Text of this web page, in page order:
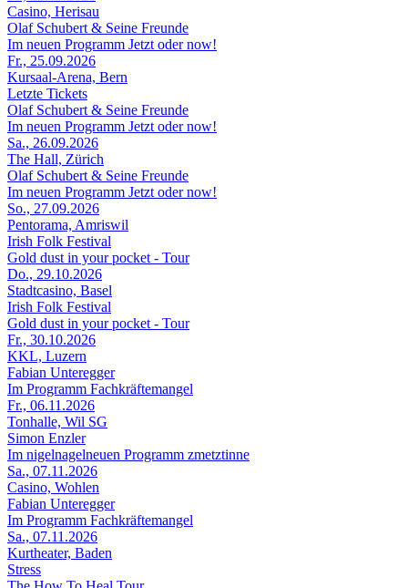
Casino, Herisau
Olaf Schubert & Seine Freunde
Im neuen Programm Jetzt oder now!
Fr., 25.09.2026
Kursaal-Arena, Bern
Letzte Tickets
Olaf Schubert & Seine Freunde
Im neuen Programm Jetzt oder now!
Sa., 26.09.2026
The Hall, Zürich
Olaf Schubert & Seine Freunde
Im neuen Programm Jetzt oder now!
So., 27.09.2026
Pentorama, Amriswil
Irish Folk Festival
Gold dust in your pocket - Tour
Do., 29.10.2026
Stadtcasino, Basel
Irish Folk Festival
Gold dust in your pocket - Tour
Fr., 30.10.2026
KKL, Luzern
Fabian Unteregger
Im Programm Fachkräftemangel
Fr., 06.11.2026
Tonhalle, Wil SG
Simon Enzler
Im nigelnagelneuen Programm zmetztinne
Sa., 07.11.2026
Casino, Wohlen
Fabian Unteregger
Im Programm Fachkräftemangel
Sa., 07.11.2026
Kurtheater, Baden
Stress